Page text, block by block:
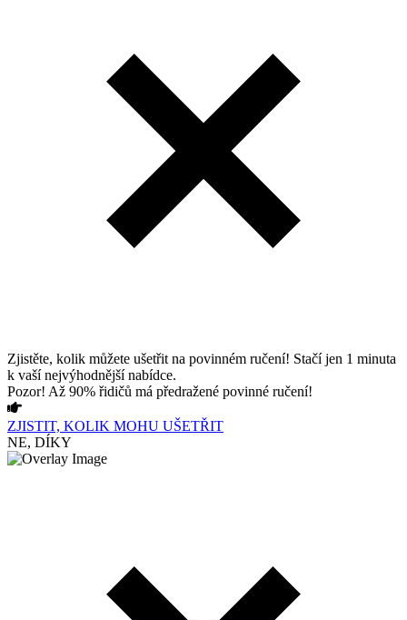
Zjistěte, kolik můžete ušetřit na povinném ručení! Stačí jen 1 minuta
k vaší nejvýhodnější nabídce.
Pozor! Až 90% řidičů má předražené povinné ručení!
ZJISTIT, KOLIK MOHU UŠETŘIT
NE, DÍKY